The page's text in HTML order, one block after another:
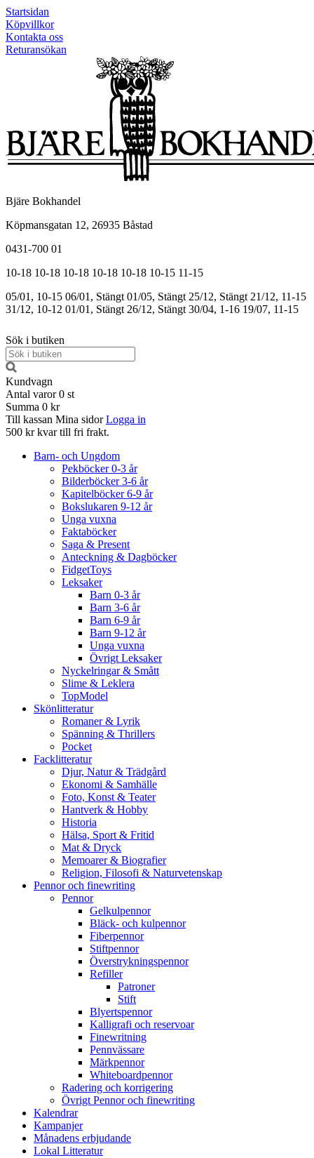
Startsidan
Köpvillkor
Kontakta oss
Returansökan
Bjäre Bokhandel
Köpmansgatan 12, 26935 Båstad
0431-700 01
10-18 10-18 10-18 10-18 10-18 10-15 11-15
05/01, 10-15 06/01, Stängt 01/05, Stängt 25/12, Stängt 21/12, 11-15
31/12, 10-12 01/01, Stängt 26/12, Stängt 30/04, 1-16 19/07, 11-15
Sök i butiken
Kundvagn
Antal varor 0 st
Summa 0 kr
Till kassan Mina sidor Logga in
500 kr kvar till fri frakt.
Barn- och Ungdom
Pekböcker 0-3 år
Bilderböcker 3-6 år
Kapitelböcker 6-9 år
Bokslukaren 9-12 år
Unga vuxna
Faktaböcker
Saga & Present
Anteckning & Dagböcker
FidgetToys
Leksaker
Barn 0-3 år
Barn 3-6 år
Barn 6-9 år
Barn 9-12 år
Unga vuxna
Övrigt Leksaker
Nyckelringar & Smått
Slime & Leklera
TopModel
Skönlitteratur
Romaner & Lyrik
Spänning & Thrillers
Pocket
Facklitteratur
Djur, Natur & Trädgård
Ekonomi & Samhälle
Foto, Konst & Teater
Hantverk & Hobby
Historia
Hälsa, Sport & Fritid
Mat & Dryck
Memoarer & Biografier
Religion, Filosofi & Naturvetenskap
Pennor och finewriting
Pennor
Gelkulpennor
Bläck- och kulpennor
Fiberpennor
Stiftpennor
Överstrykningspennor
Refiller
Patroner
Stift
Blyertspennor
Kalligrafi och reservoar
Finewritning
Pennvässare
Märkpennor
Whiteboardpennor
Radering och korrigering
Övrigt Pennor och finewriting
Kalendrar
Kampanjer
Månadens erbjudande
Lokal Litteratur